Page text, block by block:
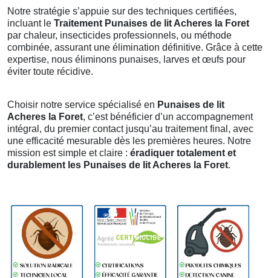
Notre stratégie s’appuie sur des techniques certifiées,
incluant le Traitement Punaises de lit Acheres la Foret
par chaleur, insecticides professionnels, ou méthode
combinée, assurant une élimination définitive. Grâce à cette
expertise, nous éliminons punaises, larves et œufs pour
éviter toute récidive.
Choisir notre service spécialisé en Punaises de lit
Acheres la Foret, c’est bénéficier d’un accompagnement
intégral, du premier contact jusqu’au traitement final, avec
une efficacité mesurable dès les premières heures. Notre
mission est simple et claire : éradiquer totalement et
durablement les Punaises de lit Acheres la Foret.